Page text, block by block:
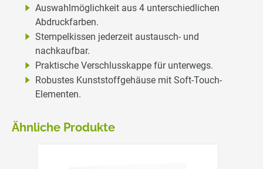
Auswahlmöglichkeit aus 4 unterschiedlichen
Abdruckfarben.
Stempelkissen jederzeit austausch- und
nachkaufbar.
Praktische Verschlusskappe für unterwegs.
Robustes Kunststoffgehäuse mit Soft-Touch-
Elementen.
Ähnliche Produkte